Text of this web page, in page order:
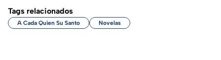
Tags relacionados
A Cada Quien Su Santo Novelas